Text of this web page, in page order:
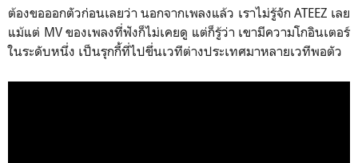
ต้องขอออกตัวก่อนเลยว่า นอกจากเพลงแล้ว เราไม่รู้จัก ATEEZ เลย
แม้แต่ MV ของเพลงที่ฟังก็ไม่เคยดู แต่ก็รู้ว่า เขามีความโกอินเตอร์
ในระดับหนึ่ง เป็นรุกกี้ที่ไปขึ่นเวทีต่างประเทศมาหลายเวทีพอตัว